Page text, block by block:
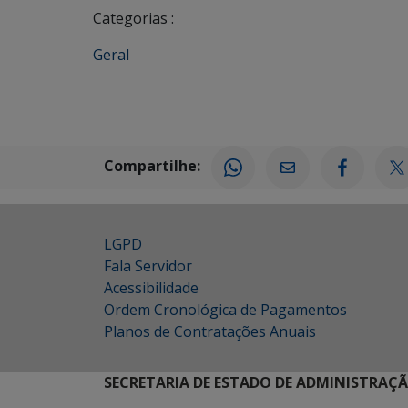
Categorias :
Geral
Compartilhe:
LGPD
Fala Servidor
Acessibilidade
Ordem Cronológica de Pagamentos
Planos de Contratações Anuais
SECRETARIA DE ESTADO DE